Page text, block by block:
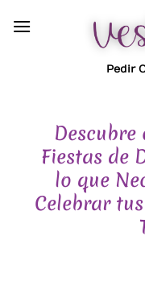
Pedir
Fiestas de
lo que
Celebrar